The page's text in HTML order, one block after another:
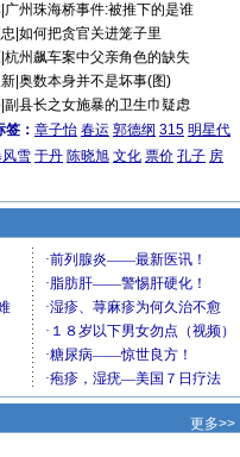
| 广州珠海桥事件:被推下的是谁
如何把贪官关进笼子里
| 杭州飙车案中父亲角色的缺失
| 奥数本身并不是坏事(图)
| 副县长之女施暴的卫生巾疑虑
签： 章子怡 春运 郭德纲 315 明星代
雪 于丹 陈晓旭 文化 票价 孔子 房
更多>>